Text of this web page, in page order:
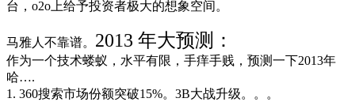
台，o2o上给予投资者极大的想象空间。
马雅人不靠谱。 2013 年大预测：
作为一个技术蝼蚁，水平有限，手痒手贱，预测一下2013年
哈….
1. 360搜索市场份额突破15%。3B大战升级。。。